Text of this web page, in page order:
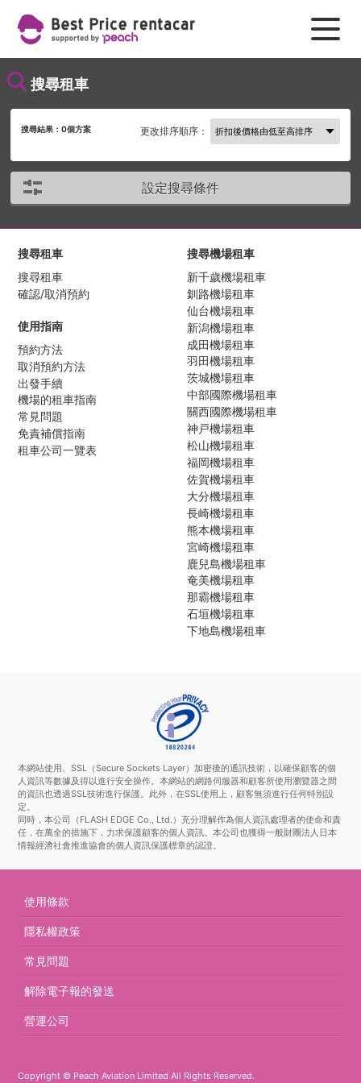
搜尋租車
搜尋結果：0個方案 更改排序順序：
設定搜尋條件
搜尋租車
搜尋租車
確認/取消預約
使用指南
預約方法
取消預約方法
出發手續
機場的租車指南
常見問題
免責補償指南
租車公司一覽表
搜尋機場租車
新千歲機場租車
釧路機場租車
仙台機場租車
新潟機場租車
成田機場租車
羽田機場租車
茨城機場租車
中部國際機場租車
關西國際機場租車
神戸機場租車
松山機場租車
福岡機場租車
佐賀機場租車
大分機場租車
長崎機場租車
熊本機場租車
宮崎機場租車
鹿兒島機場租車
奄美機場租車
那霸機場租車
石垣機場租車
下地島機場租車
本網站使用、SSL（Secure Sockets Layer）加密後的通訊技術，以確保顧客的個
人資訊等數據及得以進行安全操作。本網站的網路伺服器和顧客所使用瀏覽器之間
的資訊也透過SSL技術進行保護。此外，在SSL使用上，顧客無須進行任何特別設
定。
同時，本公司（FLASH EDGE Co., Ltd.）充分理解作為個人資訊處理者的使命和責
任，在萬全的措施下，力求保護顧客的個人資訊。本公司也獲得一般財團法人日本
情報經濟社會推進協會的個人資訊保護標章的認證。
使用條款
隱私權政策
常見問題
解除電子報的發送
營運公司
Copyright © Peach Aviation Limited All Rights Reserved.